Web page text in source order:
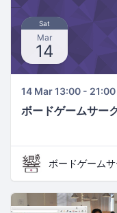
Sat
Mar
14
14 Mar 13:00 - 21:00
ボードゲームサー
ボードゲーム